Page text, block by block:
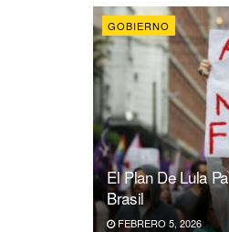
GOBIERNO
El Plan De Lula
Brasil
FEBRERO 5, 2026